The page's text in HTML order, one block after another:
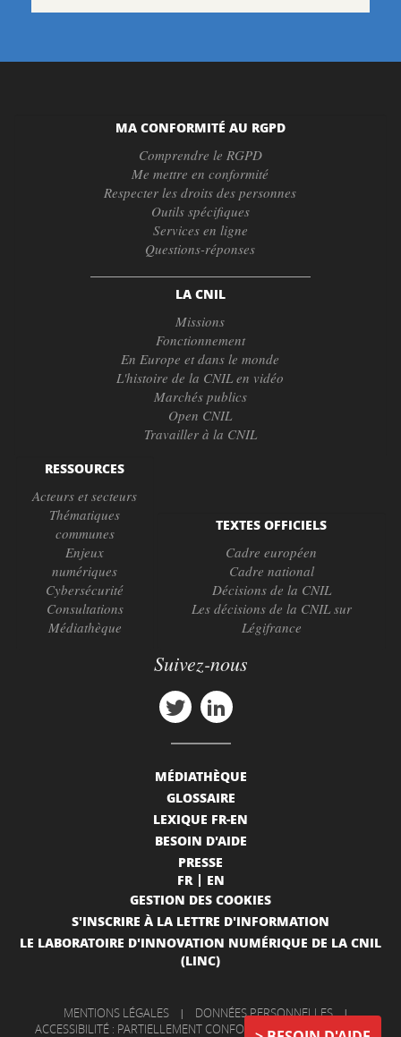
MA CONFORMITÉ AU RGPD
Comprendre le RGPD
Me mettre en conformité
Respecter les droits des personnes
Outils spécifiques
Services en ligne
Questions-réponses
LA CNIL
Missions
Fonctionnement
En Europe et dans le monde
L'histoire de la CNIL en vidéo
Marchés publics
Open CNIL
Travailler à la CNIL
RESSOURCES
Acteurs et secteurs
Thématiques
communes
Enjeux
numériques
Cybersécurité
Consultations
Médiathèque
TEXTES OFFICIELS
Cadre européen
Cadre national
Décisions de la CNIL
Les décisions de la CNIL sur
Légifrance
Suivez-nous
MÉDIATHÈQUE
GLOSSAIRE
LEXIQUE FR-EN
BESOIN D'AIDE
PRESSE
FR
EN
GESTION DES COOKIES
S'INSCRIRE À LA LETTRE D'INFORMATION
LE LABORATOIRE D'INNOVATION NUMÉRIQUE DE LA CNIL
(LINC)
MENTIONS LÉGALES | DONNÉES PERSONNELLES |
ACCESSIBILITÉ : PARTIELLEMENT CONFORME
|
INFORMATIONS